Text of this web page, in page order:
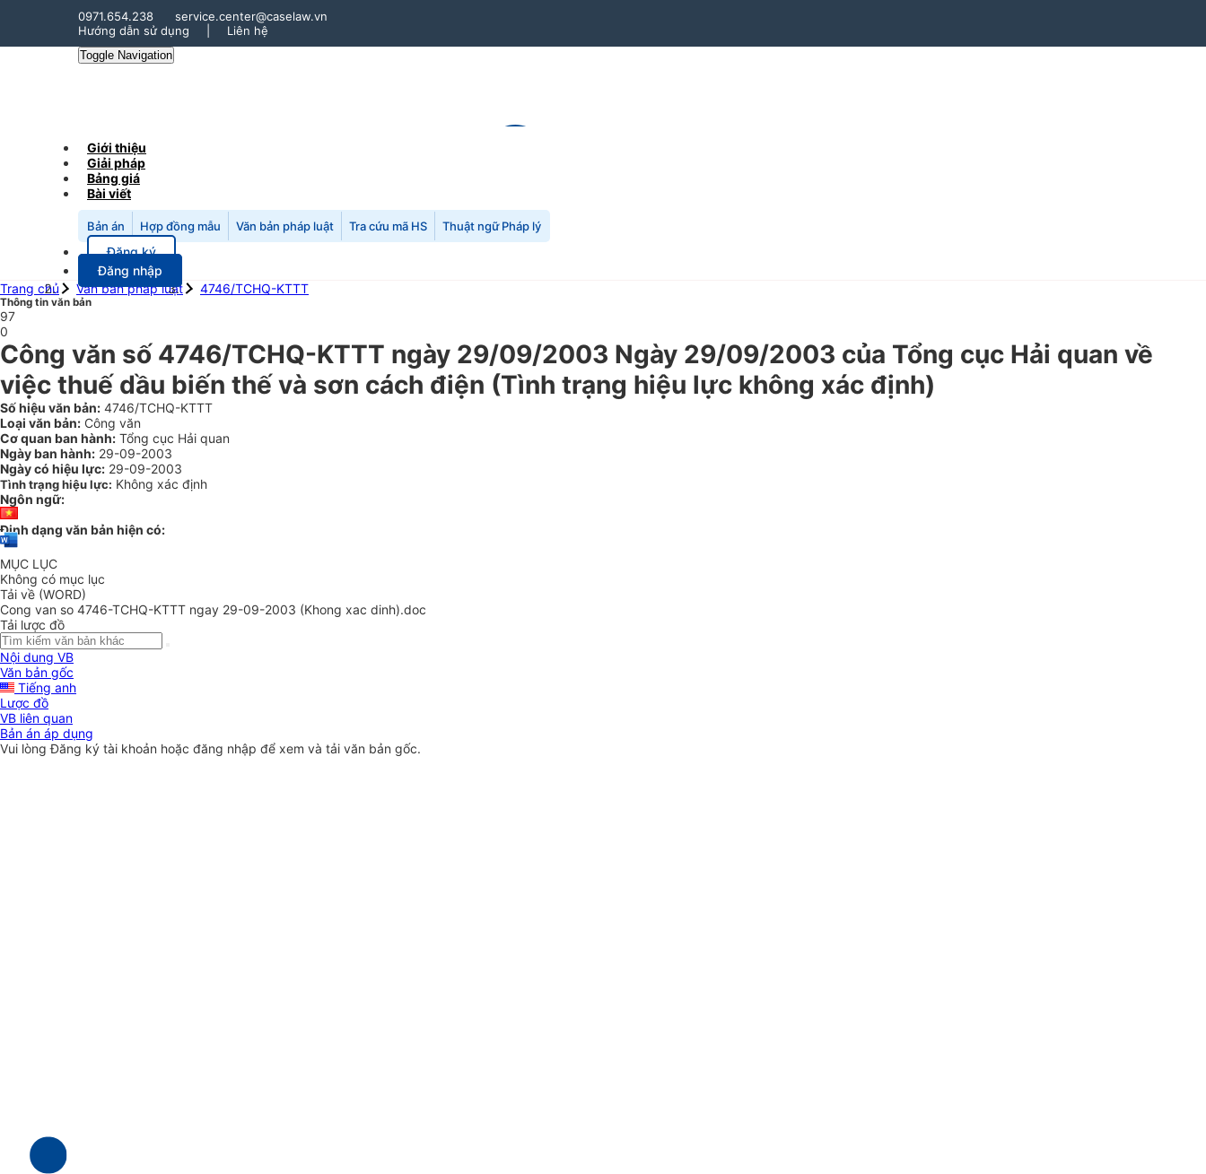
0971.654.238
service.center@caselaw.vn
Hướng dẫn sử dụng
Liên hệ
Toggle Navigation
Giới thiệu
Giải pháp
Bảng giá
Bài viết
Bản án Hợp đồng mẫu Văn bản pháp luật Tra cứu mã HS Thuật ngữ Pháp lý
Đăng ký
Đăng nhập
Trang chủ
Văn bản pháp luật 4746/TCHQ-KTTT
Thông tin văn bản
97
0
Công văn số 4746/TCHQ-KTTT ngày 29/09/2003 Ngày 29/09/2003 của Tổng cục Hải quan về
việc thuế dầu biến thế và sơn cách điện (Tình trạng hiệu lực không xác định)
Số hiệu văn bản: 4746/TCHQ-KTTT
Loại văn bản: Công văn
Cơ quan ban hành: Tổng cục Hải quan
Ngày ban hành: 29-09-2003
Ngày có hiệu lực: 29-09-2003
Tình trạng hiệu lực: Không xác định
Ngôn ngữ:
Định dạng văn bản hiện có:
MỤC LỤC
Không có mục lục
Tải về (WORD)
Cong van so 4746-TCHQ-KTTT ngay 29-09-2003 (Khong xac dinh).doc
Tải lược đồ
Nội dung VB
Văn bản gốc
Tiếng anh
Lược đồ
VB liên quan
Bản án áp dụng
Vui lòngĐăng ký tài khoản hoặc đăng nhập để xem và tải văn bản gốc.